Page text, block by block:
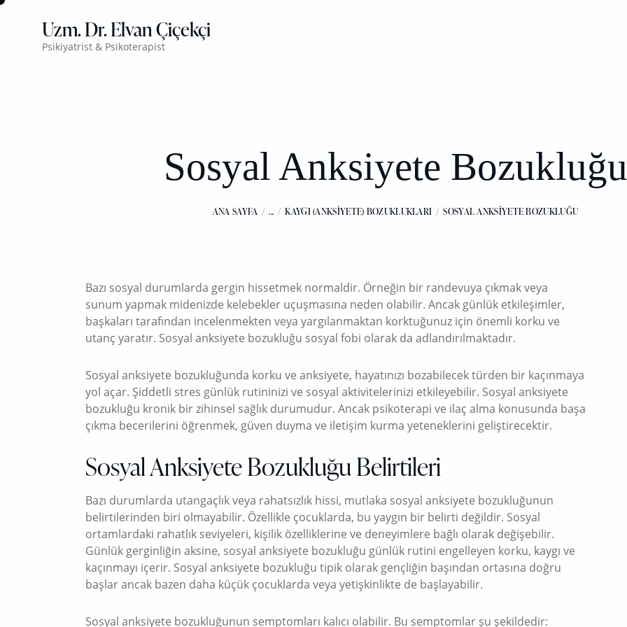
Uzm. Dr. Elvan Çiçekçi
Psikiyatrist & Psikoterapist
Sosyal Anksiyete Bozukluğu
ANA SAYFA ... KAYGI (ANKSIYETE) BOZUKLUKLARI SOSYAL ANKSIYETE BOZUKLUĞU
Bazı sosyal durumlarda gergin hissetmek normaldir. Örneğin bir randevuya çıkmak veya
sunum yapmak midenizde kelebekler uçuşmasına neden olabilir. Ancak günlük etkileşimler,
başkaları tarafından incelenmekten veya yargılanmaktan korktuğunuz için önemli korku ve
utanç yaratır. Sosyal anksiyete bozukluğu sosyal fobi olarak da adlandırılmaktadır.
Sosyal anksiyete bozukluğunda korku ve anksiyete, hayatınızı bozabilecek türden bir kaçınmaya
yol açar. Şiddetli stres günlük rutininizi ve sosyal aktivitelerinizi etkileyebilir. Sosyal anksiyete
bozukluğu kronik bir zihinsel sağlık durumudur. Ancak psikoterapi ve ilaç alma konusunda başa
çıkma becerilerini öğrenmek, güven duyma ve iletişim kurma yeteneklerini geliştirecektir.
Sosyal Anksiyete Bozukluğu Belirtileri
Bazı durumlarda utangaçlık veya rahatsızlık hissi, mutlaka sosyal anksiyete bozukluğunun
belirtilerinden biri olmayabilir. Özellikle çocuklarda, bu yaygın bir belirti değildir. Sosyal
ortamlardaki rahatlık seviyeleri, kişilik özelliklerine ve deneyimlere bağlı olarak değişebilir.
Günlük gerginliğin aksine, sosyal anksiyete bozukluğu günlük rutini engelleyen korku, kaygı ve
kaçınmayı içerir. Sosyal anksiyete bozukluğu tipik olarak gençliğin başından ortasına doğru
başlar ancak bazen daha küçük çocuklarda veya yetişkinlikte de başlayabilir.
Sosyal anksiyete bozukluğunun semptomları kalıcı olabilir. Bu semptomlar şu şekildedir: